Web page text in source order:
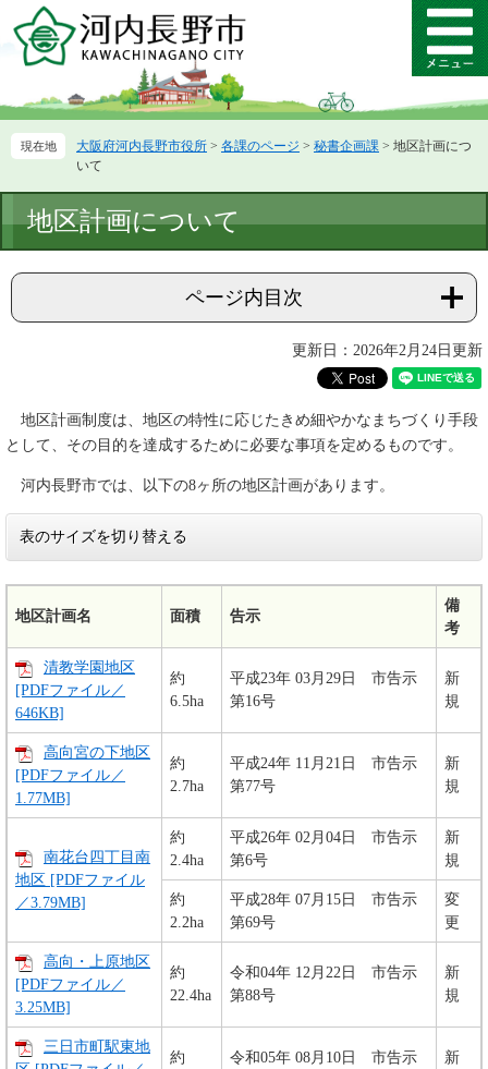
ー
先
ニ
を
て
メ
ニ
ー
大阪府河内長野市役所 > 各課のページ > 秘書企画課 > 地区計画につ
いて
文
地区計画について
ページ内目次
更新日：2026年2月24日更新
地区計画制度は、地区の特性に応じたきめ細やかなまちづくり手段
として、その目的を達成するために必要な事項を定めるものです。
河内長野市では、以下の8ヶ所の地区計画があります。
表のサイズを切り替える
地区計画名 面積 告示
備
考
清教学園地区
[PDFファイル／
646KB]
約
6.5ha
平成23年 03月29日 市告示
第16号
新
規
高向宮の下地区
[PDFファイル／
1.77MB]
約
2.7ha
平成24年 11月21日 市告示
第77号
新
規
南花台四丁目南
地区 [PDFファイル
／3.79MB]
約
2.4ha
平成26年 02月04日 市告示
第6号
新
規
約
2.2ha
平成28年 07月15日 市告示
第69号
変
更
高向・上原地区
[PDFファイル／
3.25MB]
約
22.4ha
令和04年 12月22日 市告示
第88号
新
規
三日市町駅東地
約
令和05年 08月10日 市告示
新